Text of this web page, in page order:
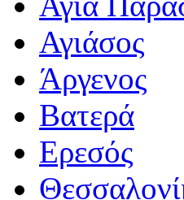
Αγιάσος
Άργενος
Βατερά
Ερεσός